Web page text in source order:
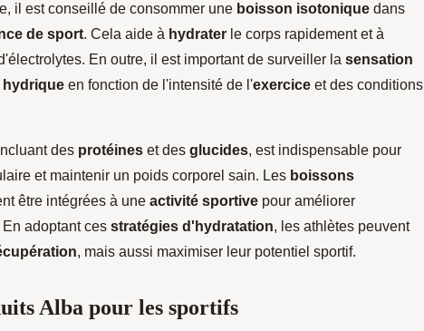
il est conseillé de consommer une boisson isotonique dans
de sport. Cela aide à hydrater le corps rapidement et à
En outre, il est important de surveiller la sensation
en fonction de l'intensité de l'exercice et des conditions
des protéines et des glucides, est indispensable pour
et maintenir un poids corporel sain. Les boissons
être intégrées à une activité sportive pour améliorer
En adoptant ces stratégies d'hydratation, les athlètes peuvent
, mais aussi maximiser leur potentiel sportif.
Alba pour les sportifs